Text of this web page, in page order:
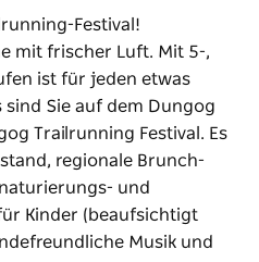
Festival!
mit frischer Luft. Mit 5-,
ist für jeden etwas
sind Sie auf dem Dungog
Trailrunning Festival. Es
regionale Brunch-
und
Kinder (beaufsichtigt
Musik und